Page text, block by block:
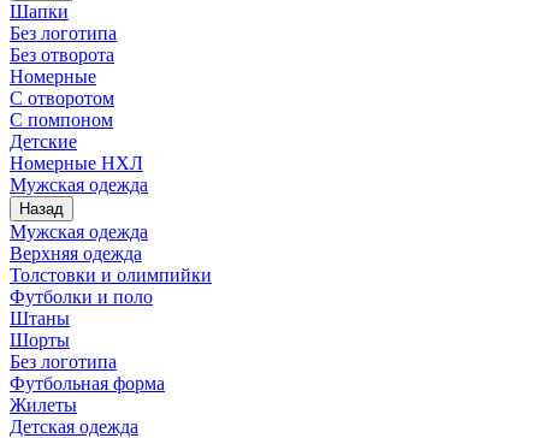
Шапки
Без логотипа
Без отворота
Номерные
С отворотом
С помпоном
Детские
Номерные НХЛ
Мужская одежда
Назад
Мужская одежда
Верхняя одежда
Толстовки и олимпийки
Футболки и поло
Штаны
Шорты
Без логотипа
Футбольная форма
Жилеты
Детская одежда